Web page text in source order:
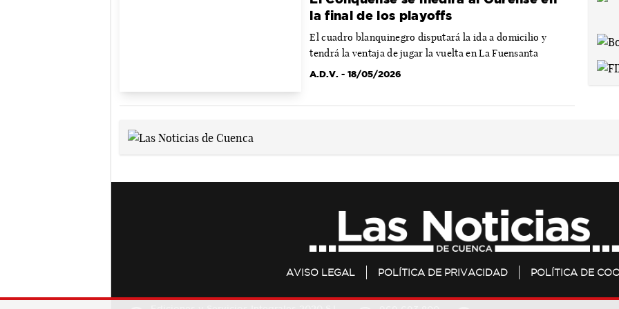
la final de los playoffs
El cuadro blanquinegro disputará la ida a domicilio y
tendrá la ventaja de jugar la vuelta en La Fuensanta
A.D.V. - 18/05/2026
AVISO LEGAL POLÍTICA DE PRIVACIDAD POLÍTICA DE